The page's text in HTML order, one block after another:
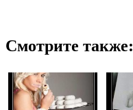
Смотрите также: